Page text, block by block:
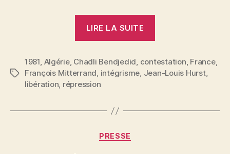
LIRE LA SUITE
:
Le
Étiquettes
1981, Algérie, Chadli Bendjedid, contestation, France,
François Mitterrand, intégrisme, Jean-Louis Hurst,
libération, répression
Catégories
PRESSE